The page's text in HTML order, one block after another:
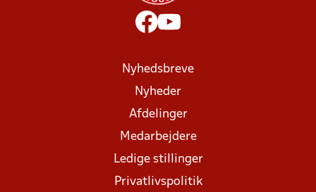
Nyhedsbreve
Nyheder
Afdelinger
Medarbejdere
Ledige stillinger
Privatlivspolitik